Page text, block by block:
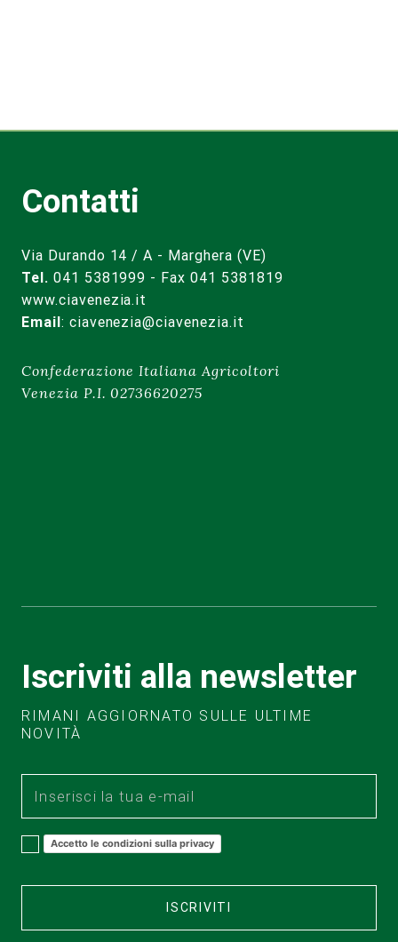
Contatti
Via Durando 14 / A - Marghera (VE)
Tel. 041 5381999 - Fax 041 5381819
www.ciavenezia.it
Email: ciavenezia@ciavenezia.it
Confederazione Italiana Agricoltori
Venezia P.I. 02736620275
Iscriviti alla newsletter
RIMANI AGGIORNATO SULLE ULTIME
NOVITÀ
Accetto le condizioni sulla privacy
ISCRIVITI